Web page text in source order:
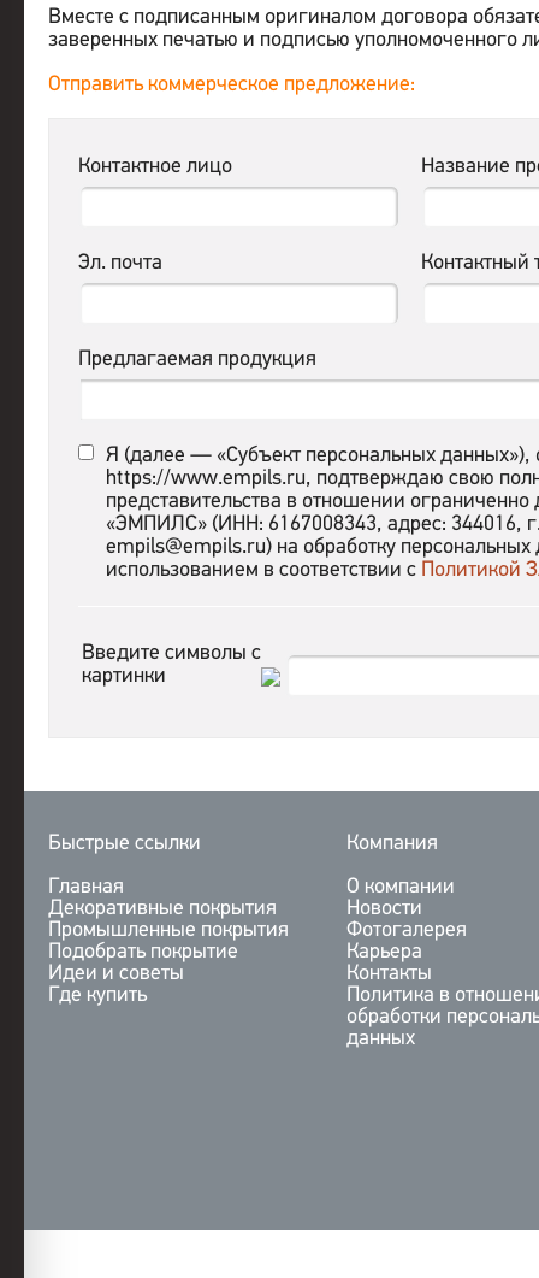
Вместе с подписанным оригиналом договора
заверенных печатью и подписью уполномоченного
Отправить коммерческое предложение:
Контактное лицо Название
Эл. почта Контактный
Предлагаемая продукция
Я (далее — «Субъект персональных
https://www.empils.ru, подтверждаю свою
представительства в отношении
«ЭМПИЛС» (ИНН: 6167008343, адрес: 344016,
empils@empils.ru) на обработку
использованием в соответствии с Политикой
Введите символы с
картинки
Быстрые ссылки
Главная
Декоративные покрытия
Промышленные покрытия
Подобрать покрытие
Идеи и советы
Где купить
Компания
О компании
Новости
Фотогалерея
Карьера
Контакты
Политика в
обработки
данных